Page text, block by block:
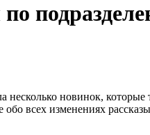
новинок,
всех изменениях